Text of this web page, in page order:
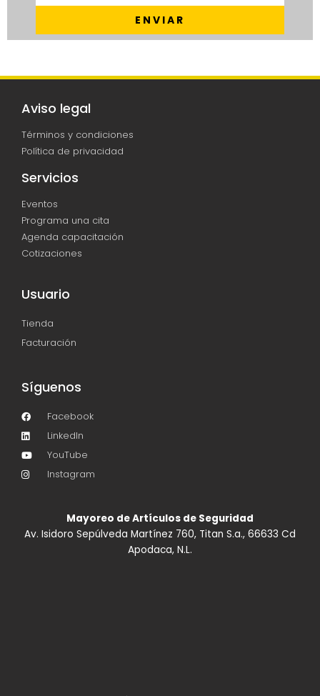
ENVIAR
Aviso legal
Términos y condiciones
Política de privacidad
Servicios
Eventos
Programa una cita
Agenda capacitación
Cotizaciones
Usuario
Tienda
Facturación
Síguenos
Facebook
LinkedIn
YouTube
Instagram
Mayoreo de Artículos de Seguridad
Av. Isidoro Sepúlveda Martínez 760, Titan S.a., 66633 Cd
Apodaca, N.L.